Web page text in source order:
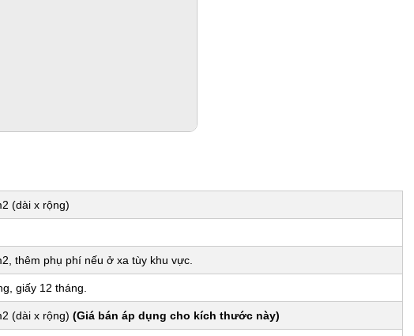
(dài x rộng)
thêm phụ phí nếu ở xa tùy khu vực.
giấy 12 tháng.
(dài x rộng) (Giá bán áp dụng cho kích thước này)